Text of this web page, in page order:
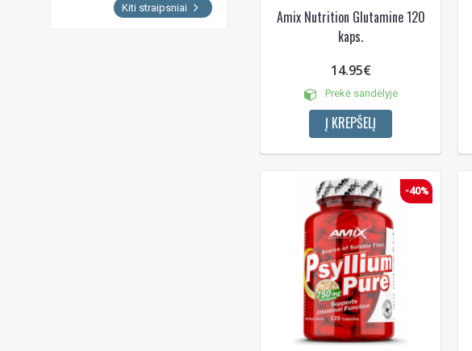
Kiti straipsniai
Amix Nutrition Glutamine 120
kaps.
14.95€
Prekė sandėlyje
Į KREPŠELĮ
-40%